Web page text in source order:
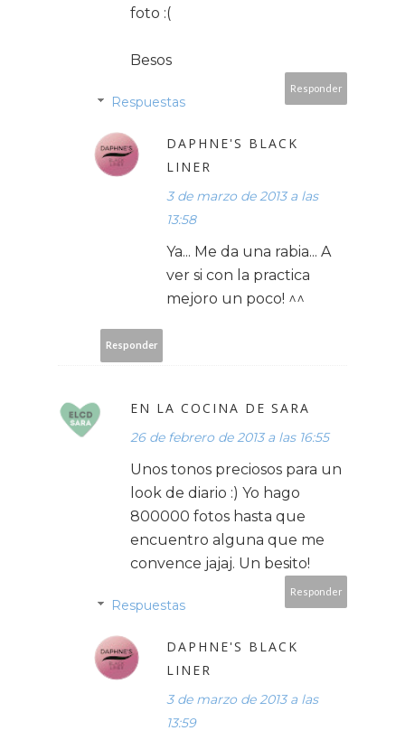
foto :(
Besos
Responder
Respuestas
DAPHNE'S BLACK
LINER
3 de marzo de 2013 a las
13:58
Ya... Me da una rabia... A
ver si con la practica
mejoro un poco! ^^
Responder
EN LA COCINA DE SARA
26 de febrero de 2013 a las 16:55
Unos tonos preciosos para un
look de diario :) Yo hago
800000 fotos hasta que
encuentro alguna que me
convence jajaj. Un besito!
Responder
Respuestas
DAPHNE'S BLACK
LINER
3 de marzo de 2013 a las
13:59